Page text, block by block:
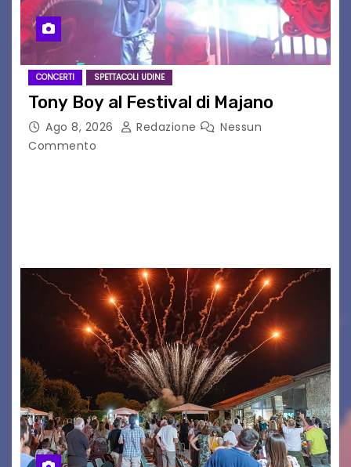
CONCERTI SPETTACOLI UDINE
Tony Boy al Festival di Majano
Ago 8, 2026 Redazione
Nessun
Commento